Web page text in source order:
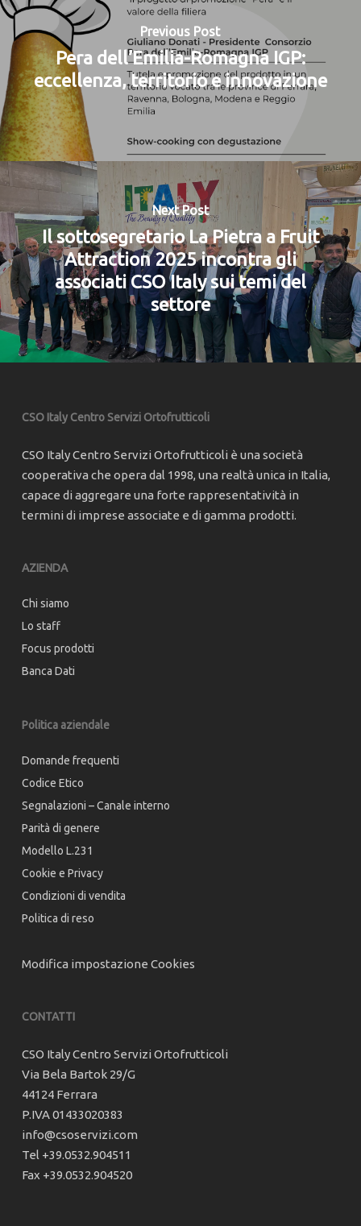
Previous Post
Pera dell’Emilia-Romagna IGP:
eccellenza, territorio e innovazione
Next Post
Il sottosegretario La Pietra a Fruit
Attraction 2025 incontra gli
associati CSO Italy sui temi del
settore
CSO Italy Centro Servizi Ortofrutticoli
CSO Italy Centro Servizi Ortofrutticoli è una società
cooperativa che opera dal 1998, una realtà unica in Italia,
capace di aggregare una forte rappresentatività in
termini di imprese associate e di gamma prodotti.
AZIENDA
Chi siamo
Lo staff
Focus prodotti
Banca Dati
Politica aziendale
Domande frequenti
Codice Etico
Segnalazioni – Canale interno
Parità di genere
Modello L.231
Cookie e Privacy
Condizioni di vendita
Politica di reso
Modifica impostazione Cookies
CONTATTI
CSO Italy Centro Servizi Ortofrutticoli
Via Bela Bartok 29/G
44124 Ferrara
P.IVA 01433020383
info@csoservizi.com
Tel +39.0532.904511
Fax +39.0532.904520